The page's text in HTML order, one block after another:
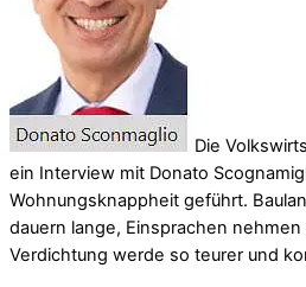
Die
ein Interview mit Donato
Wohnungsknappheit geführt.
dauern lange, Einsprachen
Verdichtung werde so teurer und